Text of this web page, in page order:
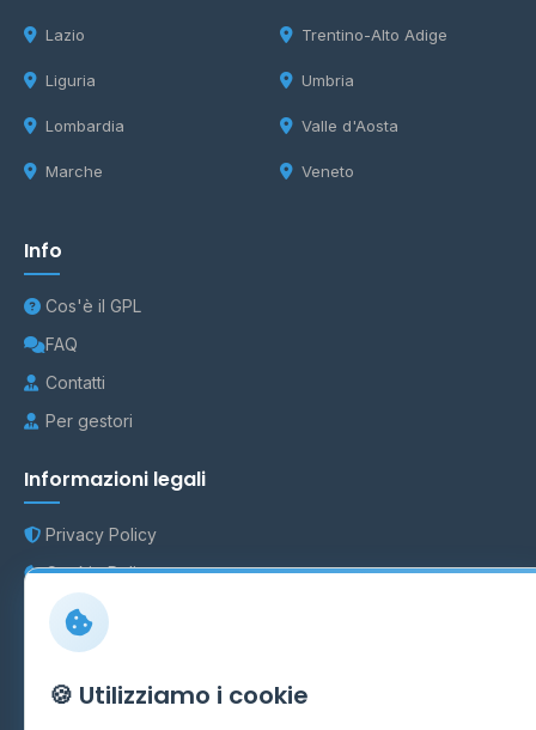
Lazio
Liguria
Lombardia
Marche
Trentino-Alto Adige
Umbria
Valle d'Aosta
Veneto
Info
Cos'è il GPL
FAQ
Contatti
Per gestori
Informazioni legali
Privacy Policy
Cookie Policy
Preferenze Cookie
Mappa del sito
Contattaci
🍪 Utilizziamo i cookie